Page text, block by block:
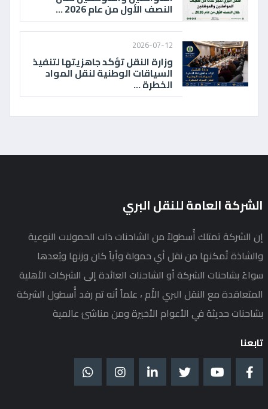
النصف الأول من عام 2026 ...
2026-07-12
وزارة النقل تؤكد جاهزيتها لتنفيذ
السياقات الوطنية لنقل المواد
الخطرة ...
الشركة العامة للنقل البري
إن الشركة تمتلك أُسطولاً من الشاحنات ذات الحمولات النوعية
والشاذة تُمكنها من نقل أي حمولة وأياً كان وزنها وبُعدها
سواءً بشاحنات الشركة أو الشاحنات العائدة إلى الشركات الأهلية
المتعاقدة مع النقل البري الأُم ، علماً أنه تم رفد أُسطول الشركة
بشاحنات حديثة في الأعوام الأخيرة ومن مناشئ عالمية
تابعنا